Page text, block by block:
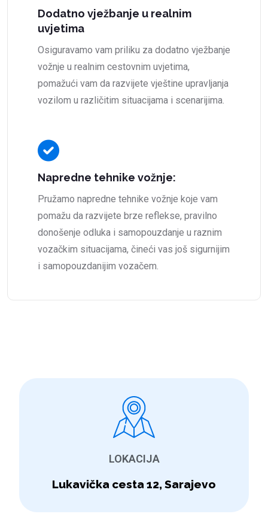
Dodatno vježbanje u realnim
uvjetima
Osiguravamo vam priliku za dodatno vježbanje
vožnje u realnim cestovnim uvjetima,
pomažući vam da razvijete vještine upravljanja
vozilom u različitim situacijama i scenarijima.
Napredne tehnike vožnje:
Pružamo napredne tehnike vožnje koje vam
pomažu da razvijete brze reflekse, pravilno
donošenje odluka i samopouzdanje u raznim
vozačkim situacijama, čineći vas još sigurnijim
i samopouzdanijim vozačem.
LOKACIJA
Lukavička cesta 12, Sarajevo